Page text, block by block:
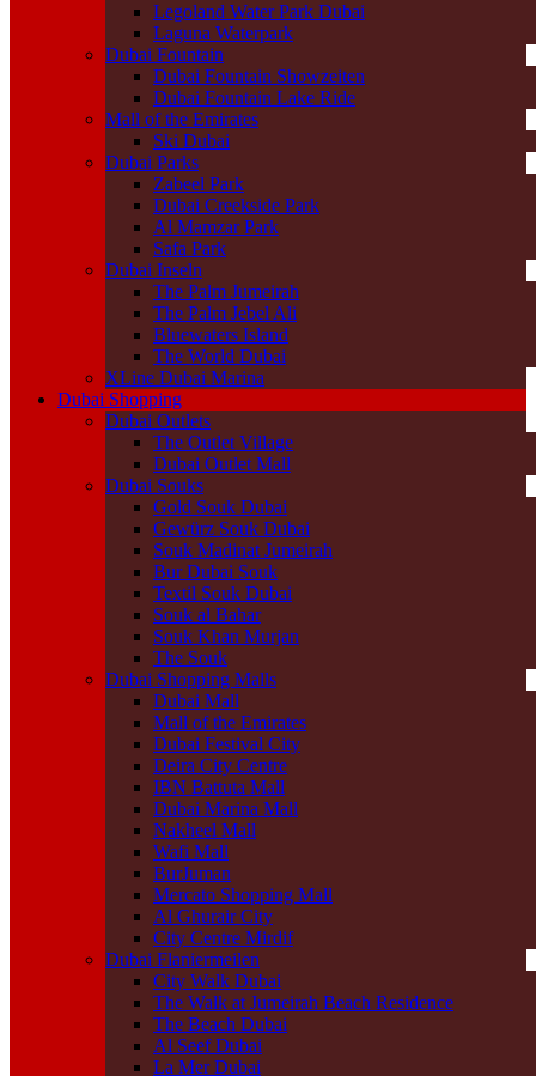
Legoland Water Park Dubai
Laguna Waterpark
Dubai Fountain
Dubai Fountain Showzeiten
Dubai Fountain Lake Ride
Mall of the Emirates
Ski Dubai
Dubai Parks
Zabeel Park
Dubai Creekside Park
Al Mamzar Park
Safa Park
Dubai Inseln
The Palm Jumeirah
The Palm Jebel Ali
Bluewaters Island
The World Dubai
XLine Dubai Marina
Dubai Shopping
Dubai Outlets
The Outlet Village
Dubai Outlet Mall
Dubai Souks
Gold Souk Dubai
Gewürz Souk Dubai
Souk Madinat Jumeirah
Bur Dubai Souk
Textil Souk Dubai
Souk al Bahar
Souk Khan Murjan
The Souk
Dubai Shopping Malls
Dubai Mall
Mall of the Emirates
Dubai Festival City
Deira City Centre
IBN Battuta Mall
Dubai Marina Mall
Nakheel Mall
Wafi Mall
BurJuman
Mercato Shopping Mall
Al Ghurair City
City Centre Mirdif
Dubai Flaniermeilen
City Walk Dubai
The Walk at Jumeirah Beach Residence
The Beach Dubai
Al Seef Dubai
La Mer Dubai